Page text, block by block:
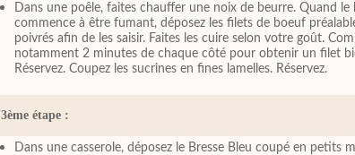
Dans une poêle, faites chauffer une noix de beurre. Quand le
commence à être fumant, déposez les filets de boeuf
poivrés afin de les saisir. Faites les cuire selon votre goût.
notamment 2 minutes de chaque côté pour obtenir un filet
Réservez. Coupez les sucrines en fines lamelles. Réservez.
3ème étape :
Dans une casserole, déposez le Bresse Bleu coupé en petits